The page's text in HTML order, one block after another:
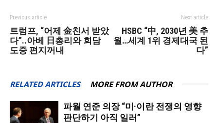
Previous article
트럼프, “어제 金친서 받았
다”..아베 日총리와 회담
도중 편지꺼내
Next article
HSBC “中, 2030년 美 추
월…세계 1위 경제대국 된
다”
RELATED ARTICLES MORE FROM AUTHOR
파월 연준 의장 “미·이란 전쟁의 영향
판단하기 아직 일러”